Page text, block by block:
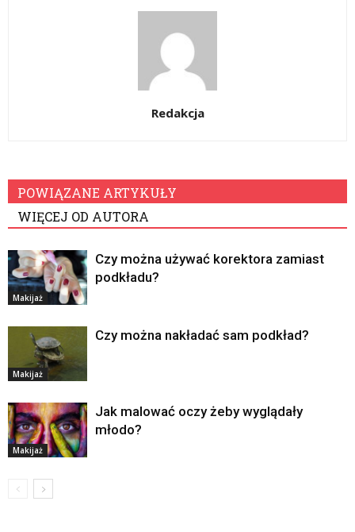
Redakcja
POWIĄZANE ARTYKUŁY
WIĘCEJ OD AUTORA
Makijaż
Czy można używać korektora zamiast
podkładu?
Makijaż
Czy można nakładać sam podkład?
Makijaż
Jak malować oczy żeby wyglądały
młodo?